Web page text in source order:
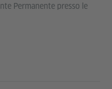
Permanente presso le